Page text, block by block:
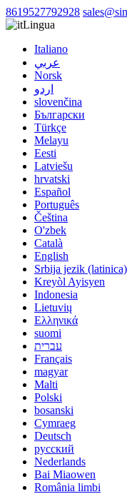
8619527792928
Lingua
Italiano
عربي
Norsk
اردو
slovenčina
Български
Türkçe
Melayu
Eesti
Latviešu
hrvatski
Español
Português
Čeština
O'zbek
Català
English
Srbija jezik (latinica)
Kreyòl Ayisyen
Indonesia
Lietuvių
Ελληνικά
suomi
עברית
Français
magyar
Malti
Polski
bosanski
Cymraeg
Deutsch
русский
Nederlands
Bai Miaowen
România limbi